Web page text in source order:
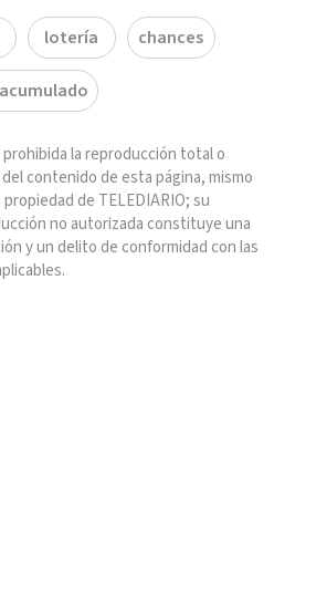
lotería chances
prohibida la reproducción total o
contenido de esta página, mismo
de TELEDIARIO; su
no autorizada constituye una
y un delito de conformidad con las